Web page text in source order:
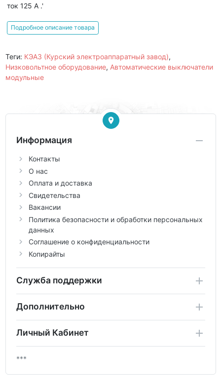
ток 125 А .'
Подробное описание товара
Теги: КЭАЗ (Курский электроаппаратный завод),
Низковольтное оборудование, Автоматические выключатели
модульные
Информация
Контакты
О нас
Оплата и доставка
Свидетельства
Вакансии
Политика безопасности и обработки персональных
данных
Соглашение о конфиденциальности
Копирайты
Служба поддержки
Дополнительно
Личный Кабинет
***